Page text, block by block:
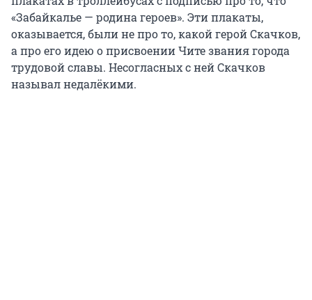
«Забайкалье — родина героев». Эти плакаты,
оказывается, были не про то, какой герой Скачков,
а про его идею о присвоении Чите звания города
трудовой славы. Несогласных с ней Скачков
называл недалёкими.